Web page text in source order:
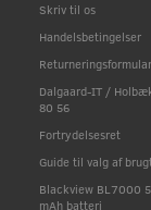
Skriv til os
Handelsbetingelser
Returneringsformular
Dalgaard-IT /
80 56
Fortrydelsesret
Guide til valg af
Blackview BL7000
mAh batteri